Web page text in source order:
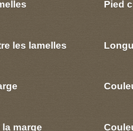
les lamelles
marge
Pied